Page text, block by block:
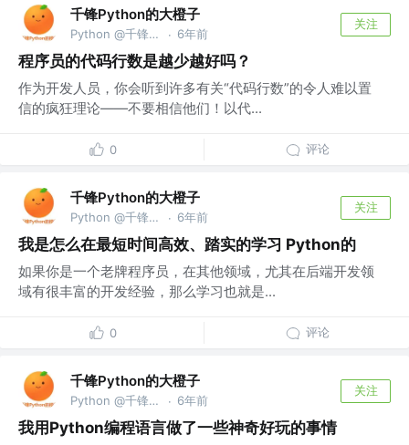
千锋Python的大橙子
Python @千锋教育部 · 6年前
关注
程序员的代码行数是越少越好吗？
作为开发人员，你会听到许多有关“代码行数”的令人难以置
信的疯狂理论——不要相信他们！以代...
0 评论
千锋Python的大橙子
Python @千锋教育部 · 6年前
关注
我是怎么在最短时间高效、踏实的学习 Python的
如果你是一个老牌程序员，在其他领域，尤其在后端开发领
域有很丰富的开发经验，那么学习也就是...
0 评论
千锋Python的大橙子
Python @千锋教育部 · 6年前
关注
我用Python编程语言做了一些神奇好玩的事情